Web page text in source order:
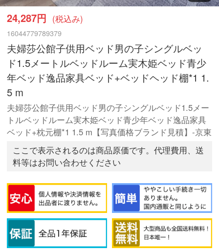
24,287円 (税込み)
16044779789379
夫婦莎公館子供用ベッド男の子シングルベッ
ド1.5メートルベッドルーム実木姫ベッド青少
年ベッド逸品家具ベッド+ベッドヘッド棚*1 1.
5 m
夫婦莎公館子供用ベッド男の子シングルベッド1.5メー
トルベッドルーム実木姫ベッド青少年ベッド逸品家具
ベッド+枕元棚*1 1.5 m【写真価格ブランド見積】-京東
ここで表示されるのは商品原価です。代理費用、送
料等はお問い合わせください